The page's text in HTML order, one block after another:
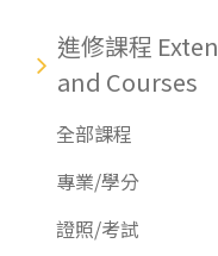
進修課程
and Courses
全部課程
專業/學分
證照/考試